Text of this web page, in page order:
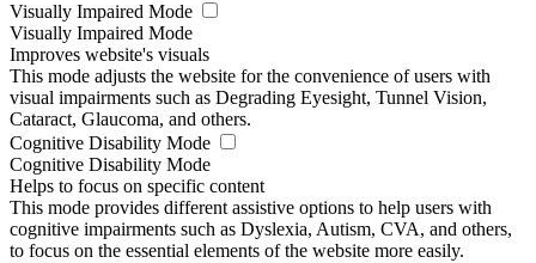
Visually Impaired Mode
Visually Impaired Mode
Improves website's visuals
This mode adjusts the website for the convenience of users with
visual impairments such as Degrading Eyesight, Tunnel Vision,
Cataract, Glaucoma, and others.
Cognitive Disability Mode
Cognitive Disability Mode
Helps to focus on specific content
This mode provides different assistive options to help users with
cognitive impairments such as Dyslexia, Autism, CVA, and others,
to focus on the essential elements of the website more easily.